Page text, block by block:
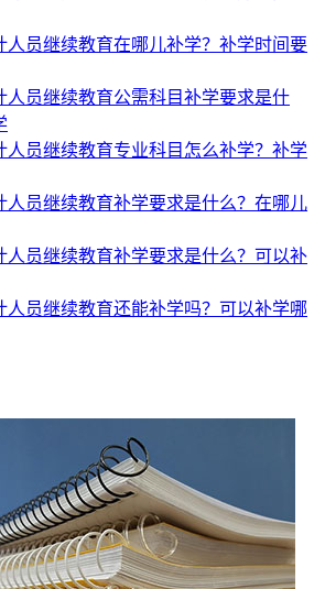
人员继续教育在哪儿补学？补学时间要
人员继续教育公需科目补学要求是什
人员继续教育专业科目怎么补学？补学
人员继续教育补学要求是什么？在哪儿
人员继续教育补学要求是什么？可以补
人员继续教育还能补学吗？可以补学哪